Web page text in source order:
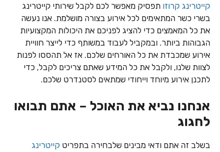
קייטרינג קרוזותפסיק מאפשר לכם לקבל שירותי קייטרינג
בשרי כשר המתאימים לכל אירוע בצורה מושלמת. אנו נעשה
את כל המאמצים כדי להציג לפניכם את היכולות המקצועיות
הגבוהות ביותר. ובמקביל לעבוד במשותף כדי לייצר חוויית
אירוע שמכבדת את כל האורחים שלכם. אז אל תהססו לפנות
לצוות שלנו, ולקבל את כל המידע שאתם צריכים לקבל, כדי
לתכנן אירוע מיוחד וייחודי שמתאים לסטנדרט שלכם.
אנחנו נביא את האוכל – אתם תבואו
לחגוג
בשלב זה אתם ודאי מבינים שלבחירה בתפריטקייטרינג